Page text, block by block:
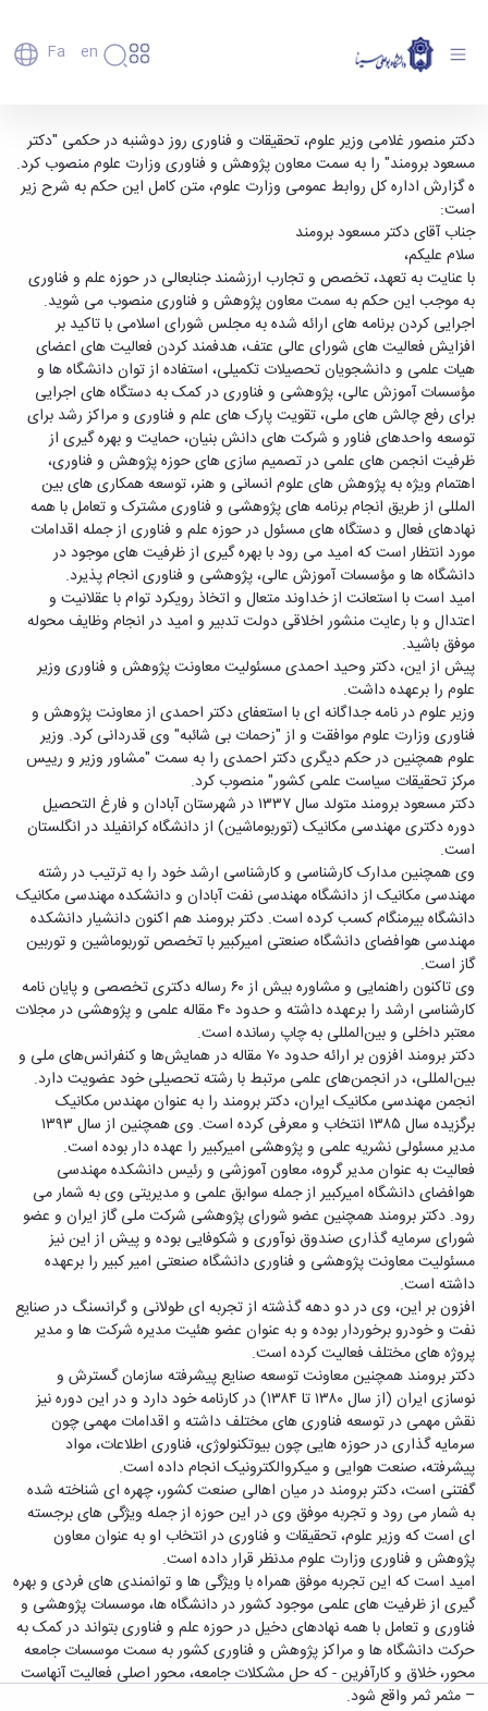
Fa En
دانشگاه
تاریخچه
و
معرفی
برنامه
راهبردی
دانشگاه
نقشه
دانشگاه
سازمان
دانشگاه
معاونت
توسعه
مدیریت
و
پشتیبانی
معاونت
آموزشی
و
تحصیلات
تکمیلی
معاونت
دانشجویی
معاونت
پژوهش
و
فناوری
معاونت
فرهنگی
و
اجتماعی
نهاد
نمایندگی
مقام
معظم
رهبری
تماس
دانشگاه
اعضای
علمی
کارکنان
دانشجویان
فارغ
التحصیلان
دانشکده‌ها
پردیس
اصلی
مهندسی
کشاورزی
شیمی
و
علوم
نفت
علوم
انسانی
هنر
و
معماری
دامپزشکی
علوم
پایه
علوم
اقتصادی
و
اجتماعی
دانشکده
های
اقماری
ارتباط
با ما
روابط
بین
الملل
(قدم
الآن)
Apply
Now
دکتر مسعود برومند، معاون پژوهش و فناوری وزیر
علوم شد - دانشگاه بوعلی سینا همدان
دکتر منصور غلامی وزیر علوم، تحقیقات و فناوری روز دوشنبه در حکمی "دکتر
مسعود برومند" را به سمت معاون پژوهش و فناوری وزارت علوم منصوب کرد.
ه گزارش اداره کل روابط عمومی وزارت علوم، متن کامل این حکم به شرح زیر
است:
جناب آقای دکتر مسعود برومند
سلام علیکم،
با عنایت به تعهد، تخصص و تجارب ارزشمند جنابعالی در حوزه علم و فناوری
به موجب این حکم به سمت معاون پژوهش و فناوری منصوب می شوید.
اجرایی کردن برنامه های ارائه شده به مجلس شورای اسلامی با تاکید بر
افزایش فعالیت های شورای عالی عتف، هدفمند کردن فعالیت های اعضای
هیات علمی و دانشجویان تحصیلات تکمیلی، استفاده از توان دانشگاه ها و
مؤسسات آموزش عالی، پژوهشی و فناوری در کمک به دستگاه های اجرایی
برای رفع چالش های ملی، تقویت پارک های علم و فناوری و مراکز رشد برای
توسعه واحدهای فناور و شرکت های دانش بنیان، حمایت و بهره گیری از
ظرفیت انجمن های علمی در تصمیم سازی های حوزه پژوهش و فناوری،
اهتمام ویژه به پژوهش های علوم انسانی و هنر، توسعه همکاری های بین
المللی از طریق انجام برنامه های پژوهشی و فناوری مشترک و تعامل با همه
نهادهای فعال و دستگاه های مسئول در حوزه علم و فناوری از جمله اقدامات
مورد انتظار است که امید می رود با بهره گیری از ظرفیت های موجود در
دانشگاه ها و مؤسسات آموزش عالی، پژوهشی و فناوری انجام پذیرد.
امید است با استعانت از خداوند متعال و اتخاذ رویکرد توام با عقلانیت و
اعتدال و با رعایت منشور اخلاقی دولت تدبیر و امید در انجام وظایف محوله
موفق باشید.
پیش از این، دکتر وحید احمدی مسئولیت معاونت پژوهش و فناوری وزیر
علوم را برعهده داشت.
وزیر علوم در نامه جداگانه ای با استعفای دکتر احمدی از معاونت پژوهش و
فناوری وزارت علوم موافقت و از "زحمات بی شائبه" وی قدردانی کرد. وزیر
علوم همچنین در حکم دیگری دکتر احمدی را به سمت "مشاور وزیر و رییس
مرکز تحقیقات سیاست علمی کشور" منصوب کرد.
دکتر مسعود برومند متولد سال ۱۳۳۷ در شهرستان آبادان و فارغ التحصیل
دوره دکتری مهندسی مکانیک (توربوماشین) از دانشگاه کرانفیلد در انگلستان
است.
وی همچنین مدارک کارشناسی و کارشناسی ارشد خود را به ترتیب در رشته
مهندسی مکانیک از دانشگاه مهندسی نفت آبادان و دانشکده مهندسی مکانیک
دانشگاه بیرمنگام کسب کرده است. دکتر برومند هم اکنون دانشیار دانشکده
مهندسی هوافضای دانشگاه صنعتی امیرکبیر با تخصص توربوماشین و توربین
گاز است.
وی تاکنون راهنمایی و مشاوره بیش از ۶۰ رساله دکتری تخصصی و پایان نامه
کارشناسی ارشد را برعهده داشته و حدود ۴۰ مقاله علمی و پژوهشی در مجلات
معتبر داخلی و بین‌المللی به چاپ رسانده است.
دکتر برومند افزون بر ارائه حدود ۷۰ مقاله در همایش‌ها و کنفرانس‌های ملی و
بین‌المللی، در انجمن‌های علمی مرتبط با رشته تحصیلی خود عضویت دارد.
انجمن مهندسی مکانیک ایران، دکتر برومند را به عنوان مهندس مکانیک
برگزیده سال ۱۳۸۵ انتخاب و معرفی کرده است. وی همچنین از سال ۱۳۹۳
مدیر مسئولی نشریه علمی و پژوهشی امیرکبیر را عهده دار بوده است.
فعالیت به عنوان مدیر گروه، معاون آموزشی و رئیس دانشکده مهندسی
هوافضای دانشگاه امیرکبیر از جمله سوابق علمی و مدیریتی وی به شمار می
رود. دکتر برومند همچنین عضو شورای پژوهشی شرکت ملی گاز ایران و عضو
شورای سرمایه گذاری صندوق نوآوری و شکوفایی بوده و پیش از این نیز
مسئولیت معاونت پژوهشی و فناوری دانشگاه صنعتی امیر کبیر را برعهده
داشته است.
افزون بر این، وی در دو دهه گذشته از تجربه ای طولانی و گرانسنگ در صنایع
نفت و خودرو برخوردار بوده و به عنوان عضو هئیت مدیره شرکت ها و مدیر
پروژه های مختلف فعالیت کرده است.
دکتر برومند همچنین معاونت توسعه صنایع پیشرفته سازمان گسترش و
نوسازی ایران (از سال ۱۳۸۰ تا ۱۳۸۴) در کارنامه خود دارد و در این دوره نیز
نقش مهمی در توسعه فناوری های مختلف داشته و اقدامات مهمی چون
سرمایه گذاری در حوزه هایی چون بیوتکنولوژی، فناوری اطلاعات، مواد
پیشرفته، صنعت هوایی و میکروالکترونیک انجام داده است.
گفتنی است، دکتر برومند در میان اهالی صنعت کشور، چهره ای شناخته شده
به شمار می رود و تجربه موفق وی در این حوزه از جمله ویژگی های برجسته
ای است که وزیر علوم، تحقیقات و فناوری در انتخاب او به عنوان معاون
پژوهش و فناوری وزارت علوم مدنظر قرار داده است.
امید است که این تجربه موفق همراه با ویژگی ها و توانمندی های فردی و بهره
گیری از ظرفیت های علمی موجود کشور در دانشگاه ها، موسسات پژوهشی و
فناوری و تعامل با همه نهادهای دخیل در حوزه علم و فناوری بتواند در کمک به
حرکت دانشگاه ها و مراکز پژوهش و فناوری کشور به سمت موسسات جامعه
محور، خلاق و کارآفرین - که حل مشکلات جامعه، محور اصلی فعالیت آنهاست
– مثمر ثمر واقع شود.